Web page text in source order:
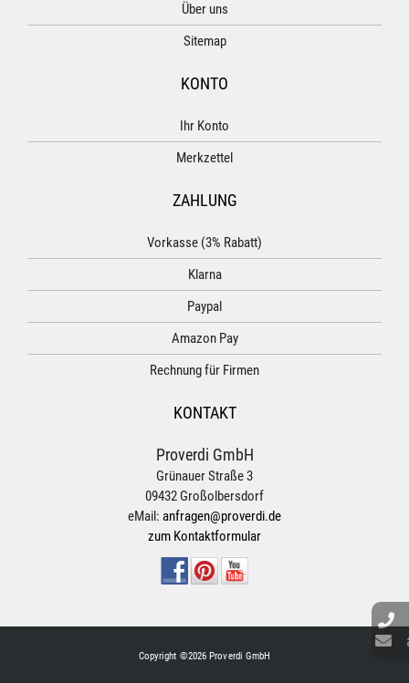
Über uns
Sitemap
KONTO
Ihr Konto
Merkzettel
ZAHLUNG
Vorkasse (3% Rabatt)
Klarna
Paypal
Amazon Pay
Rechnung für Firmen
KONTAKT
Proverdi GmbH
Grünauer Straße 3
09432 Großolbersdorf
eMail: anfragen@proverdi.de
zum Kontaktformular
Copyright ©2026 Proverdi GmbH